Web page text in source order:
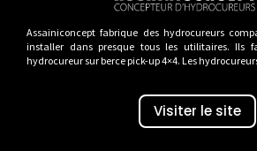
Assainiconcept fabrique des hydrocureurs
installer dans presque tous les utilitaires. Ils
hydrocureur sur berce pick-up 4×4. Les
Visiter le site